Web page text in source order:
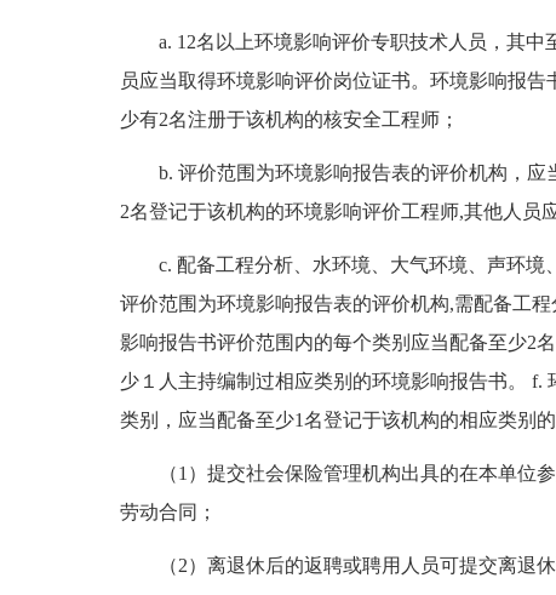
a. 12名以上环境影响评价专职技术人员，其
员应当取得环境影响评价岗位证书。环境影响报
少有2名注册于该机构的核安全工程师；
b. 评价范围为环境影响报告表的评价机构，
2名登记于该机构的环境影响评价工程师,其他人员
c. 配备工程分析、水环境、大气环境、声环
评价范围为环境影响报告表的评价机构,需配备工
影响报告书评价范围内的每个类别应当配备至少2
少１人主持编制过相应类别的环境影响报告书。
类别，应当配备至少1名登记于该机构的相应类别
（1）提交社会保险管理机构出具的在本单位
劳动合同；
（2）离退休后的返聘或聘用人员可提交离退